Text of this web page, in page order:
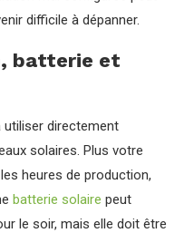
difficile à dépanner.
batterie et
directement
solaires. Plus votre
heures de production,
batterie solaire peut
le soir, mais elle doit être